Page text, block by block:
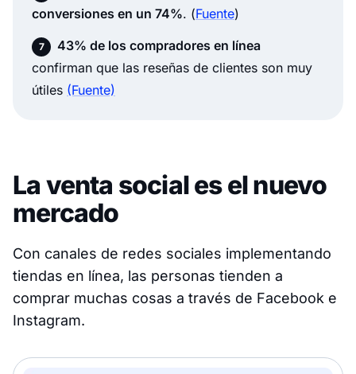
conversiones en un 74%. (Fuente)
43% de los compradores en línea
confirman que las reseñas de clientes son muy
útiles (Fuente)
La venta social es el nuevo
mercado
Con canales de redes sociales implementando
tiendas en línea, las personas tienden a
comprar muchas cosas a través de Facebook e
Instagram.